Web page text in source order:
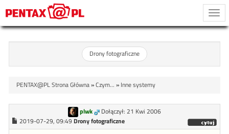
Drony fotograficzne
PENTAX@PL Strona Główna»Czym... » Inne systemy
plwk
Dołączył: 21 Kwi 2006
2019-07-29, 09:49 Drony fotograficzne